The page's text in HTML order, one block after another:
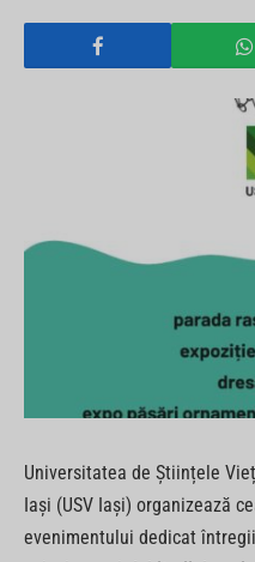
Universitatea de Științele
Iași (USV Iași) organizează
evenimentului dedicat